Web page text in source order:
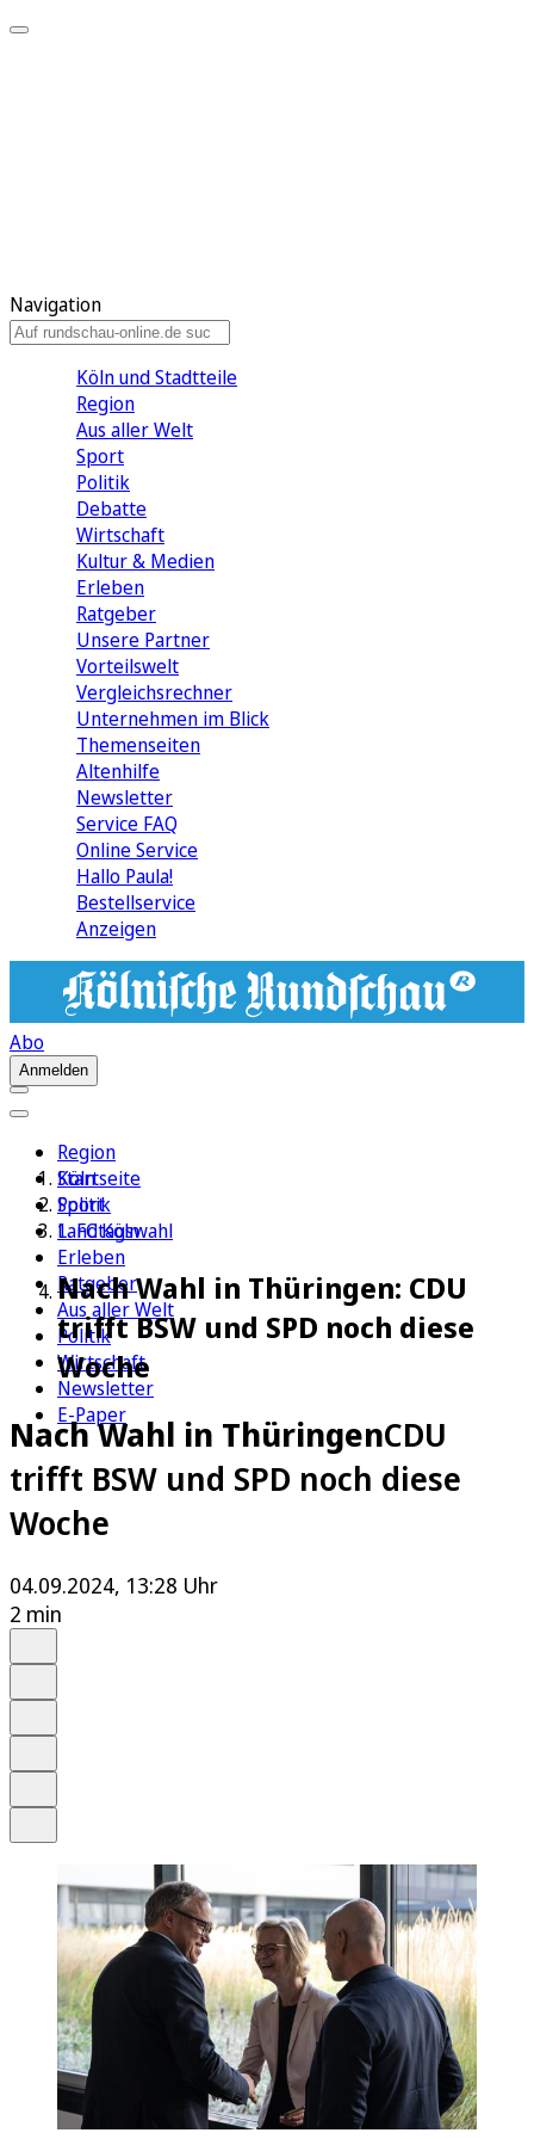
Navigation
Köln und Stadtteile
Region
Aus aller Welt
Sport
Politik
Debatte
Wirtschaft
Kultur & Medien
Erleben
Ratgeber
Unsere Partner
Vorteilswelt
Vergleichsrechner
Unternehmen im Blick
Themenseiten
Altenhilfe
Newsletter
Service FAQ
Online Service
Hallo Paula!
Bestellservice
Anzeigen
Abo
Anmelden
Region
Köln
Sport
1. FC Köln
Erleben
Ratgeber
Aus aller Welt
Politik
Wirtschaft
Newsletter
E-Paper
Startseite
Politik
Landtagswahl
Nach Wahl in Thüringen: CDU
trifft BSW und SPD noch diese
Woche
Nach Wahl in ThüringenCDU
trifft BSW und SPD noch diese
Woche
04.09.2024, 13:28 Uhr
2 min